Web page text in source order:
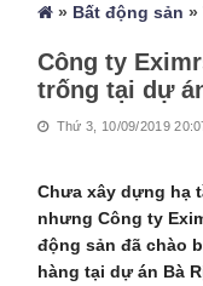
» Bất động sản »
Công ty
trống tại dự
Thứ 3, 10/09/2019
Chưa xây dựng hạ
nhưng Công ty
động sản đã chào
hàng tại dự án Bà